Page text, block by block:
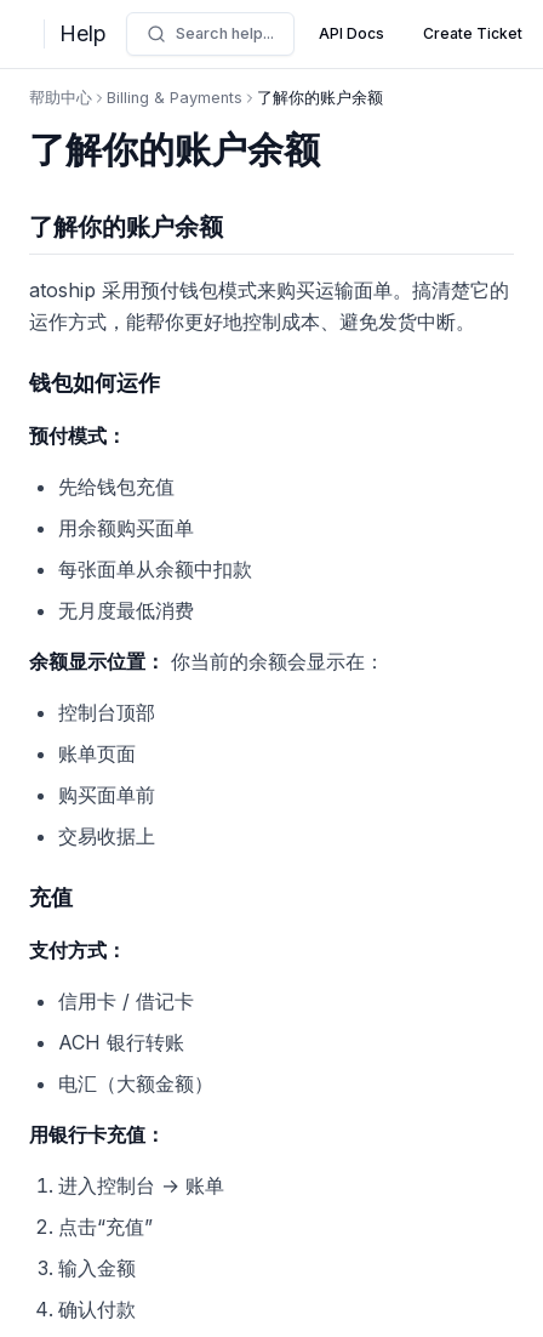
Help Search help... API Docs Create Ticket
帮助中心 Billing & Payments 了解你的账户余额
了解你的账户余额
了解你的账户余额
atoship 采用预付钱包模式来购买运输面单。搞清楚它的
运作方式，能帮你更好地控制成本、避免发货中断。
钱包如何运作
预付模式：
先给钱包充值
用余额购买面单
每张面单从余额中扣款
无月度最低消费
余额显示位置： 你当前的余额会显示在：
控制台顶部
账单页面
购买面单前
交易收据上
充值
支付方式：
信用卡 / 借记卡
ACH 银行转账
电汇（大额金额）
用银行卡充值：
进入控制台 → 账单
点击“充值”
输入金额
确认付款